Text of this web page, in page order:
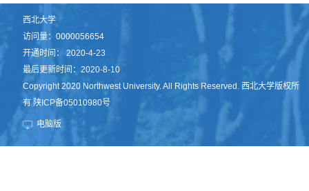
西北大学
访问量：0000056654
开通时间：2020-4-23
最后更新时间：2020-8-10
Copyright 2020 Northwest University. All Rights Reserved. 西北大学版权所
有 陕ICP备05010980号
电脑版